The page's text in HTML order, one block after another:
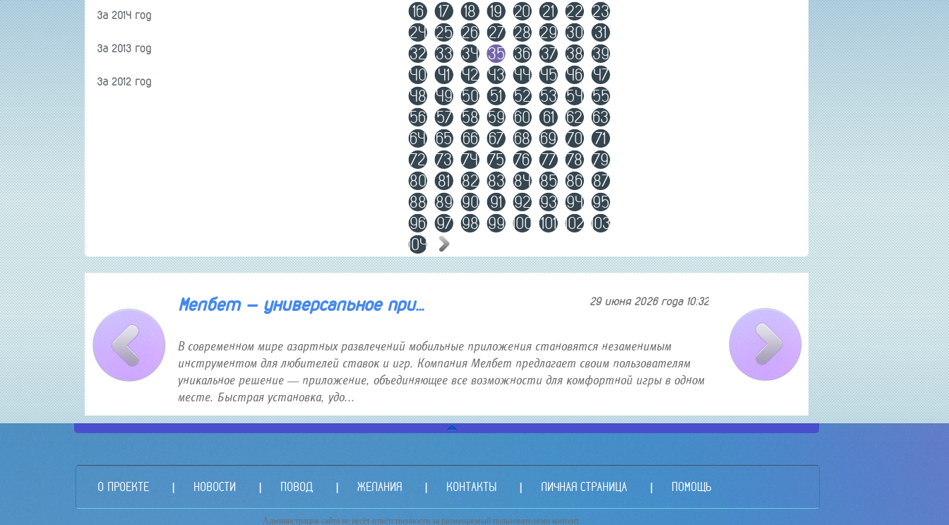
За 2014 год
За 2013 год
За 2012 год
16
17 18 19 20 21 22 23
24 25 26 27 28 29 30
31
32 33 34 35 36 37 38 39
40
41 42 43 44 45 46 47
48 49 50 51 52 53 54 55
56 57 58 59 60 61 62 63
64 65 66 67 68 69 70
71
72 73 74 75 76 77 78 79
80
81 82 83 84 85 86 87
88 89 90 91 92 93 94 95
96 97 98 99 100 101 102 103
104
30 января 2026 года 12:16
Мелбет — универсальное при... 29 июня 2026 года 10:32
В современном мире азартных развлечений мобильные приложения становятся незаменимым
инструментом для любителей ставок и игр. Компания Мелбет предлагает своим пользователям
уникальное решение — приложение, объединяющее все возможности для комфортной игры в одном
месте. Быстрая установка, удо...
Как найти и приобрести
В современном мире полеты становятся
искать авиабилеты по выгодным ценам.
то эта статья именно для вас. В ней я
о секретных трюка...
О ПРОЕКТЕ НОВОСТИ ПОВОД ЖЕЛАНИЯ КОНТАКТЫ ЛИЧНАЯ СТРАНИЦА ПОМОЩЬ
Администрация сайта не несёт ответственности за размещаемый пользователями контент.